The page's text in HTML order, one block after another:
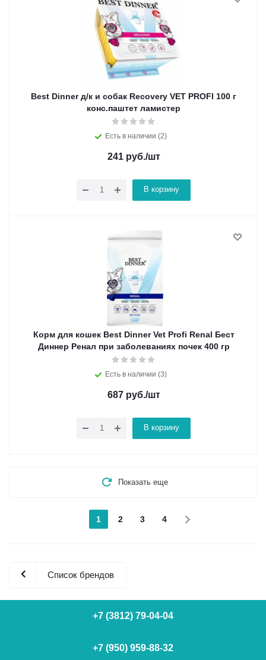
Best Dinner д/к и собак Recovery VET PROFI 100 г
конс.паштет ламистер
Есть в наличии (2)
241руб./шт
В корзину
Корм для кошек Best Dinner Vet Profi Renal Бест
Диннер Ренал при заболеваниях почек 400 гр
Есть в наличии (3)
687руб./шт
В корзину
Показать еще
1 2 3 4
Список брендов
+7 (3812) 79-04-04
+7 (950) 959-88-32